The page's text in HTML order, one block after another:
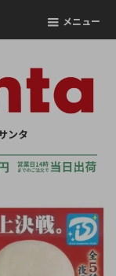
メニュー
ンタ